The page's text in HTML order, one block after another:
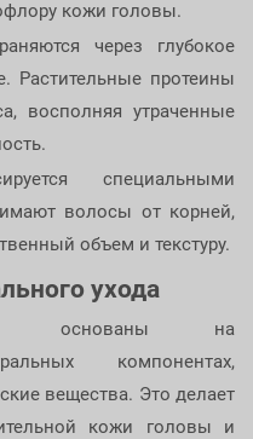
кожи головы.
через глубокое
Растительные протеины
восполняя утраченные
специальными
волосы от корней,
объем и текстуру.
ухода
основаны на
компонентах,
вещества. Это делает
кожи головы и